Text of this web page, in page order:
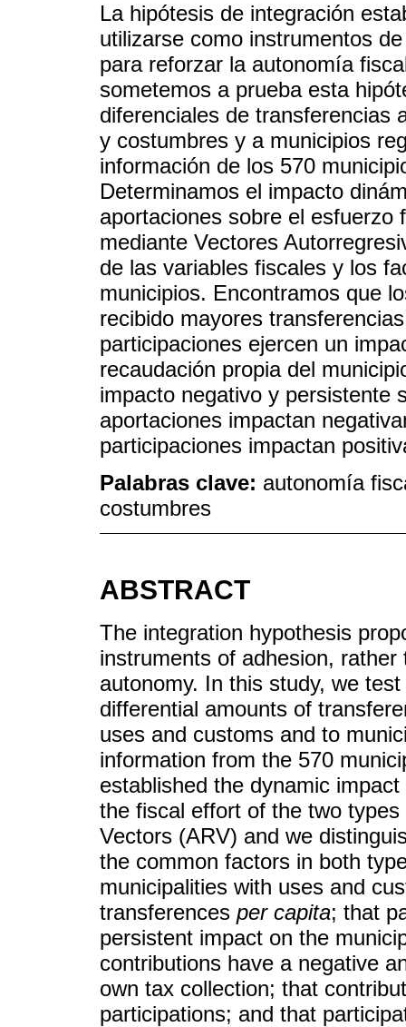
La hipótesis de integración
utilizarse como instrumentos
para reforzar la autonomía
sometemos a prueba esta
diferenciales de transferencias
y costumbres y a municipios
información de los 570
Determinamos el impacto
aportaciones sobre el esfuerzo
mediante Vectores
de las variables fiscales y los
municipios. Encontramos que
recibido mayores
participaciones ejercen un
recaudación propia del
impacto negativo y persistente
aportaciones impactan
participaciones impactan
Palabras clave: autonomía
costumbres
ABSTRACT
The integration hypothesis
instruments of adhesion,
autonomy. In this study, we
differential amounts of
uses and customs and to
information from the 570
established the dynamic
the fiscal effort of the two
Vectors (ARV) and we
the common factors in both
municipalities with uses and
transferences per capita; that
persistent impact on the
contributions have a negative
own tax collection; that
participations; and that